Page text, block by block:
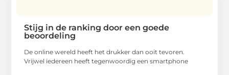
Stijg in de ranking door een goede
beoordeling
De online wereld heeft het drukker dan ooit tevoren.
Vrijwel iedereen heeft tegenwoordig een smartphone